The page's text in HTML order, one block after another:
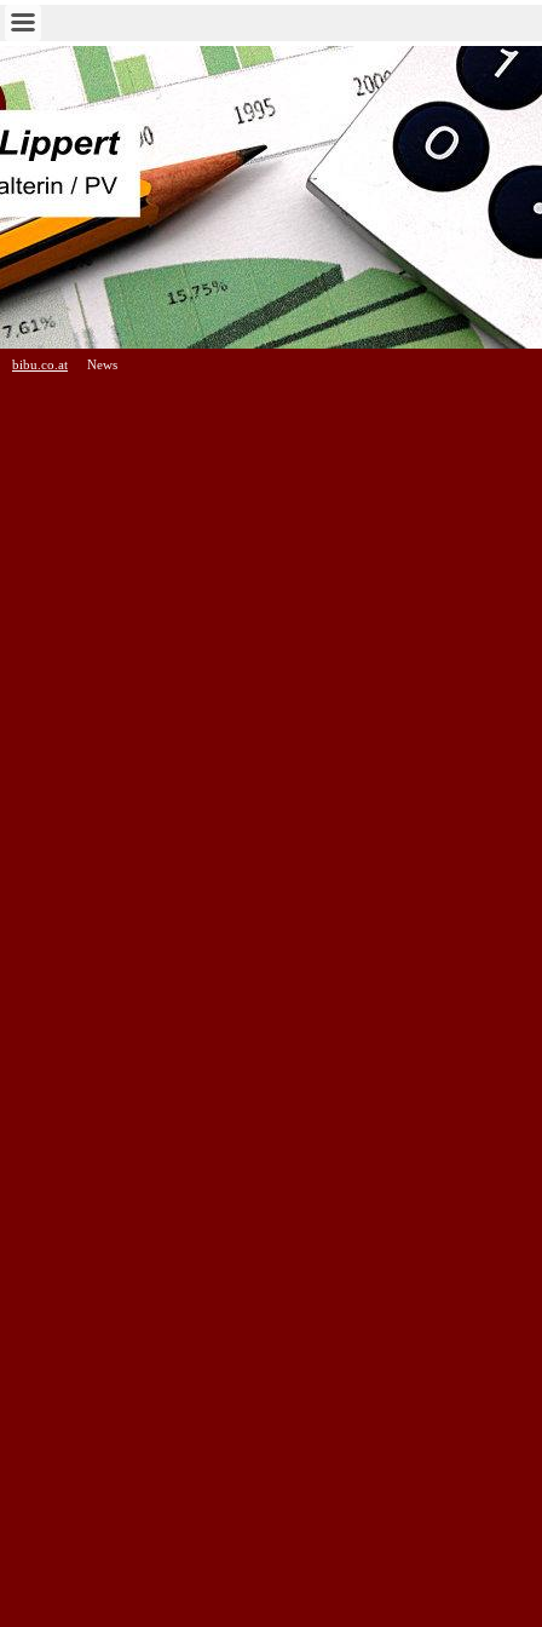
bibu.co.at News